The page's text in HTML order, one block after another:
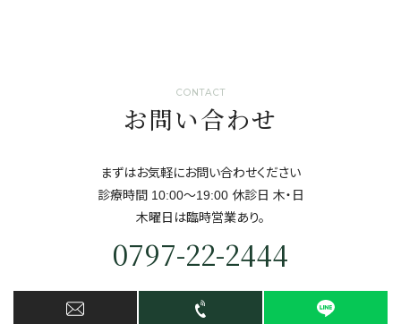
CONTACT
お問い合わせ
まずはお気軽にお問い合わせください
診療時間 10:00～19:00 休診日 ⽊・⽇
⽊曜日は臨時営業あり。
0797-22-2444